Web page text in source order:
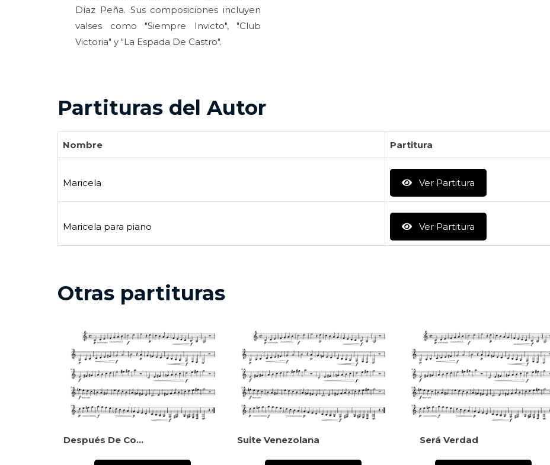
Díaz Peña. Sus composiciones incluyen
valses como "Siempre Invicto", "Club
Victoria" y "La Espada De Castro".
Partituras del Autor
Nombre Partitura
Maricela Ver Partitura
Maricela para piano Ver Partitura
Otras partituras
Después De Comer Suite Venezolana Será Verdad